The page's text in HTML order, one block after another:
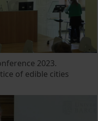
2023.
of edible cities